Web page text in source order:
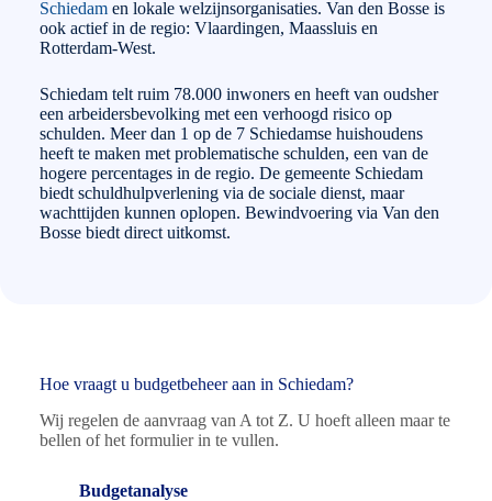
Schiedam en lokale welzijnsorganisaties. Van den Bosse is
ook actief in de regio: Vlaardingen, Maassluis en
Rotterdam-West.
Schiedam telt ruim 78.000 inwoners en heeft van oudsher
een arbeidersbevolking met een verhoogd risico op
schulden. Meer dan 1 op de 7 Schiedamse huishoudens
heeft te maken met problematische schulden, een van de
hogere percentages in de regio. De gemeente Schiedam
biedt schuldhulpverlening via de sociale dienst, maar
wachttijden kunnen oplopen. Bewindvoering via Van den
Bosse biedt direct uitkomst.
Hoe vraagt u budgetbeheer aan in Schiedam?
Wij regelen de aanvraag van A tot Z. U hoeft alleen maar te
bellen of het formulier in te vullen.
Budgetanalyse